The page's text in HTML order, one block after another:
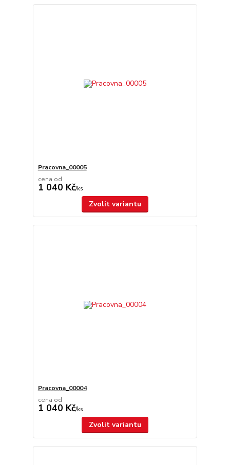
Pracovna_00005
cena od
1 040 Kč/ks
Zvolit variantu
Pracovna_00004
cena od
1 040 Kč/ks
Zvolit variantu